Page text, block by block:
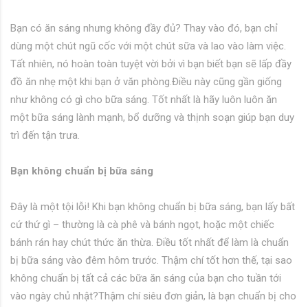
Bạn có ăn sáng nhưng không đầy đủ? Thay vào đó, bạn chỉ
dùng một chút ngũ cốc với một chút sữa và lao vào làm việc.
Tất nhiên, nó hoàn toàn tuyệt vời bởi vì bạn biết bạn sẽ lấp đầy
đồ ăn nhẹ một khi bạn ở văn phòng.Điều này cũng gần giống
như không có gì cho bữa sáng. Tốt nhất là hãy luôn luôn ăn
một bữa sáng lành mạnh, bổ dưỡng và thịnh soạn giúp bạn duy
trì đến tận trưa.
Bạn không chuẩn bị bữa sáng
Đây là một tội lỗi! Khi bạn không chuẩn bị bữa sáng, bạn lấy bất
cứ thứ gì – thường là cà phê và bánh ngọt, hoặc một chiếc
bánh rán hay chút thức ăn thừa. Điều tốt nhất để làm là chuẩn
bị bữa sáng vào đêm hôm trước. Thậm chí tốt hơn thế, tại sao
không chuẩn bị tất cả các bữa ăn sáng của bạn cho tuần tới
vào ngày chủ nhật?Thậm chí siêu đơn giản, là bạn chuẩn bị cho